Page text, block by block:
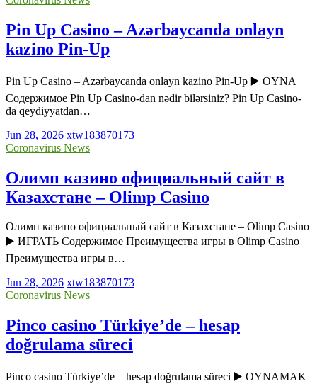
Pin Up Casino – Azərbaycanda onlayn
kazino Pin-Up
Pin Up Casino – Azərbaycanda onlayn kazino Pin-Up ▶️ OYNA
Содержимое Pin Up Casino-dan nədir bilərsiniz? Pin Up Casino-
da qeydiyyatdan…
Jun 28, 2026 xtw183870173
Coronavirus News
Олимп казино официальный сайт в
Казахстане – Olimp Casino
Олимп казино официальный сайт в Казахстане – Olimp Casino
▶️ ИГРАТЬ Содержимое Преимущества игры в Olimp Casino
Преимущества игры в…
Jun 28, 2026 xtw183870173
Coronavirus News
Pinco casino Türkiye’de – hesap
doğrulama süreci
Pinco casino Türkiye’de – hesap doğrulama süreci ▶️ OYNAMAK